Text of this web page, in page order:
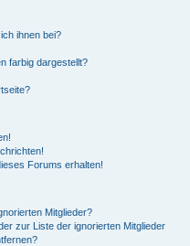
ihnen bei?
farbig dargestellt?
Forums erhalten!
Mitglieder?
zur Liste der ignorierten Mitglieder